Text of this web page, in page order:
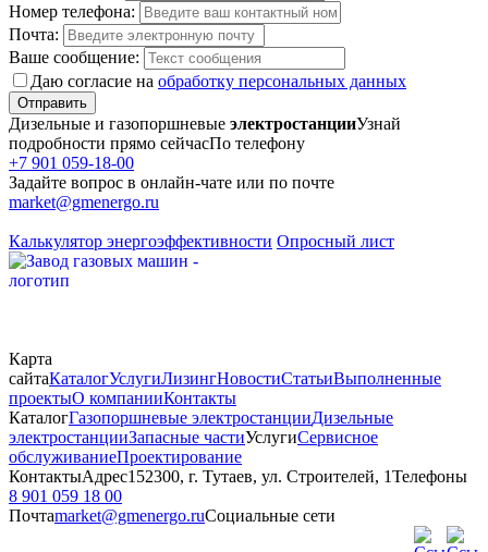
Номер телефона:
Почта:
Ваше сообщение:
Даю согласие на обработку персональных данных
Отправить
Дизельные и газопоршневые электростанцииУзнай
подробности прямо сейчасПо телефону
+7 901 059-18-00
Задайте вопрос в онлайн-чате или по почте
market@gmenergo.ru
Калькулятор энергоэффективности Опросный лист
Карта
сайтаКаталогУслугиЛизингНовостиСтатьиВыполненные
проектыО компанииКонтакты
КаталогГазопоршневые электростанцииДизельные
электростанцииЗапасные частиУслугиСервисное
обслуживаниеПроектирование
КонтактыАдрес152300, г. Тутаев, ул. Строителей, 1Телефоны
8 901 059 18 00
Почтаmarket@gmenergo.ruСоциальные сети